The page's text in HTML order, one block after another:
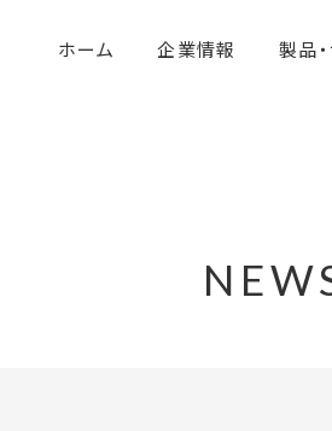
ホーム 企業情報 製品